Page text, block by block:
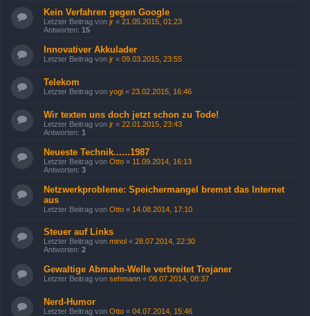
Kein Verfahren gegen Google
Letzter Beitrag von jr « 21.05.2015, 01:23
Antworten: 15
Innovativer Akkulader
Letzter Beitrag von jr « 09.03.2015, 23:55
Telekom
Letzter Beitrag von yogi « 23.02.2015, 16:46
Wir texten uns doch jetzt schon zu Tode!
Letzter Beitrag von jr « 22.01.2015, 23:43
Antworten: 1
Neueste Technik......1987
Letzter Beitrag von Otto « 11.09.2014, 16:13
Antworten: 3
Netzwerkprobleme: Speichermangel bremst das Internet
aus
Letzter Beitrag von Otto « 14.08.2014, 17:10
Steuer auf Links
Letzter Beitrag von minol « 28.07.2014, 22:30
Antworten: 2
Gewaltige Abmahn-Welle verbreitet Trojaner
Letzter Beitrag von sehmann « 08.07.2014, 08:37
Nerd-Humor
Letzter Beitrag von Otto « 04.07.2014, 15:46